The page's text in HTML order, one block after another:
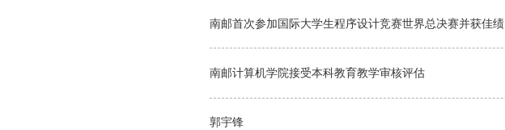
南邮首次参加国际大学生程序设计竞赛世界总决赛并获佳绩
南邮计算机学院接受本科教育教学审核评估
郭宇锋